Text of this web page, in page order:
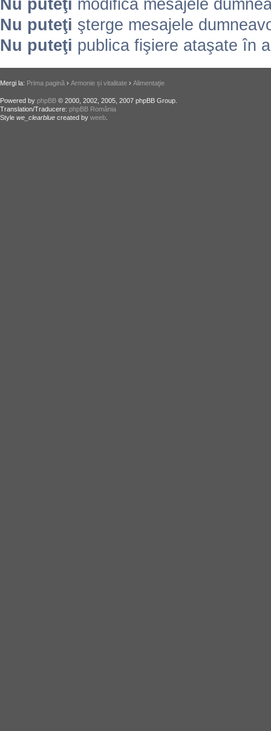
Nu puteţi modifica mesajele
Nu puteţi şterge mesajele
Nu puteţi publica fişiere ataşate în
Mergi la: Prima pagină › Armonie și vitalitate › Alimentaţie
Powered by phpBB © 2000, 2002, 2005, 2007 phpBB Group.
Translation/Traducere: phpBB România
Style we_clearblue created by weeb